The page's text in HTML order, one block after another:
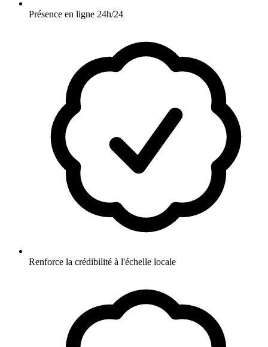
Présence en ligne 24h/24
Renforce la crédibilité à l'échelle locale